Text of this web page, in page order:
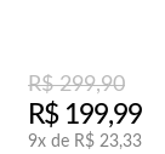
R$299,90
R$199,99
9x de R$ 23,33